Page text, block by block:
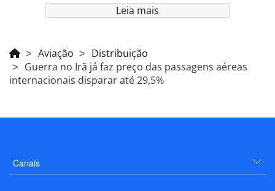
Leia mais
Aviação
Distribuição
Guerra no Irã já faz preço das passagens aéreas
internacionais disparar até 29,5%
Canais